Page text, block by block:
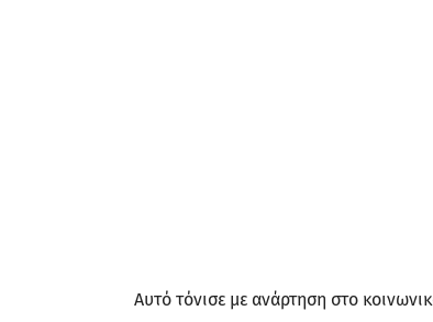
Αυτό τόνισε με ανάρτηση στο